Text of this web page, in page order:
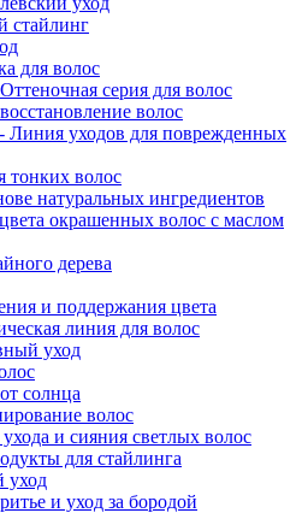
стайлинг
для волос
серия для волос
волос
Линия уходов для поврежденных
тонких волос
натуральных ингредиентов
окрашенных волос с маслом
дерева
и поддержания цвета
линия для волос
уход
солнца
волос
и сияния светлых волос
для стайлинга
уход
и уход за бородой